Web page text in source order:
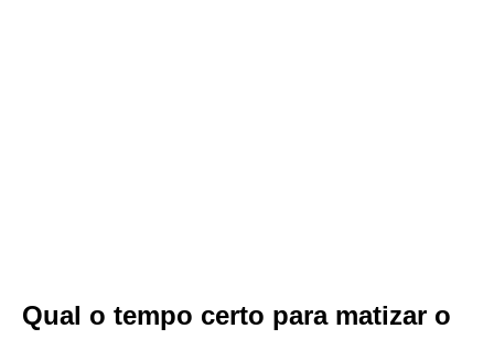
Qual o tempo certo para matizar o